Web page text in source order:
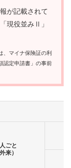
が記載されて
現役並みⅡ」
、マイナ保険証の利
認定申請書」の事前
ごと
外来）